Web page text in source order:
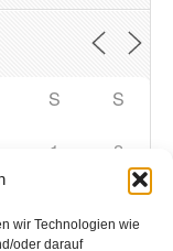
wir Technologien wie
oder darauf
S S
1 2
8